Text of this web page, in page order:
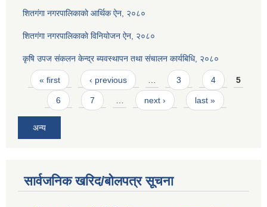
शितगंगा नगरपालिकाकाे आर्थिक ऐन, २०८०
शितगंगा नगरपालिकाकाे विनियोजन ऐन, २०८०
कृषि उपज संकलन केन्द्र ब्यवस्थापन तथा संचालन कार्यबिधि, २०८०
Pages
« first ‹ previous 3 4 5
6 7 next › last »
अन्य
सार्वजनिक खरिद/बोलपत्र सूचना